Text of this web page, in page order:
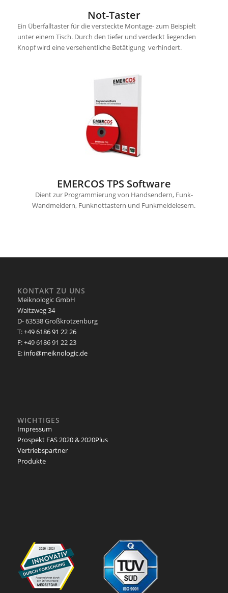
Not-Taster
Ein Überfalltaster für die versteckte Montage- zum Beispielt
unter einem Tisch. Durch den tiefer und verdeckt liegenden
Knopf wird eine versehentliche Betätigung verhindert.
EMERCOS TPS Software
Dient zur Programmierung von Handsendern, Funk-
Wandmeldern, Funknottastern und Funkmeldelesern.
KONTAKT ZU UNS
Meiknologic GmbH
Waitzweg 34
D- 63538 Großkrotzenburg
T:+49 6186 91 22 26
F: +49 6186 91 22 23
E: info@meiknologic.de
WICHTIGES
Impressum
Prospekt FAS 2020 & 2020Plus
Vertriebspartner
Produkte